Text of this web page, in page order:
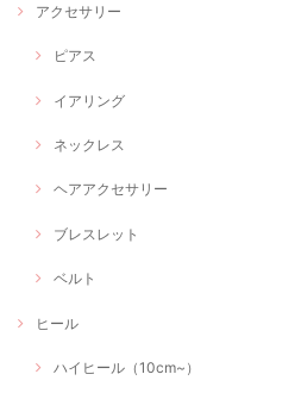
アクセサリー
ピアス
イアリング
ネックレス
ヘアアクセサリー
ブレスレット
ベルト
ヒール
ハイヒール（10cm~）